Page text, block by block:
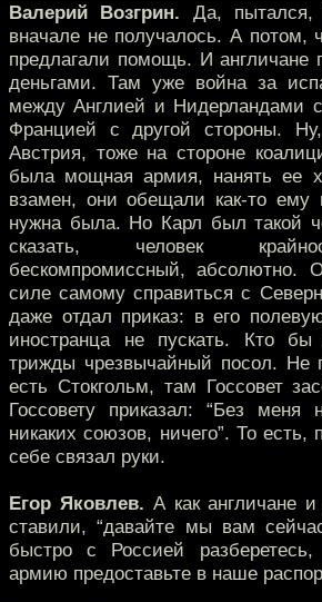
Валерий Возгрин. Да, пытался,
вначале не получалось. А потом,
предлагали помощь. И англичане
деньгами. Там уже война за
между Англией и Нидерландами
Францией с другой стороны.
Австрия, тоже на стороне
была мощная армия, нанять ее
взамен, они обещали как-то
нужна была. Но Карл был такой
сказать, человек
бескомпромиссный, абсолютно.
силе самому справиться с
даже отдал приказ: в его
иностранца не пускать. Кто
трижды чрезвычайный посол. Не
есть Стокгольм, там Госсовет
Госсовету приказал: “Без меня
никаких союзов, ничего”. То есть,
себе связал руки.
Егор Яковлев. А как англичане
ставили, “давайте мы вам
быстро с Россией
армию предоставьте в наше